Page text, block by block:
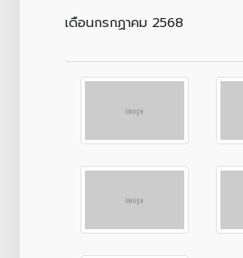
เดือนกรกฏาคม 2568